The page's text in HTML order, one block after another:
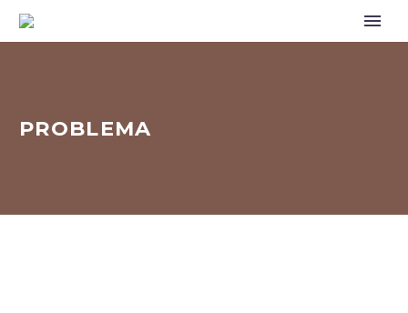
PROBLEMA